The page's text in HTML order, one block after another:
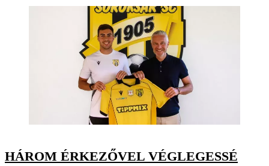
HÁROM ÉRKEZŐVEL VÉGLEGESSÉ